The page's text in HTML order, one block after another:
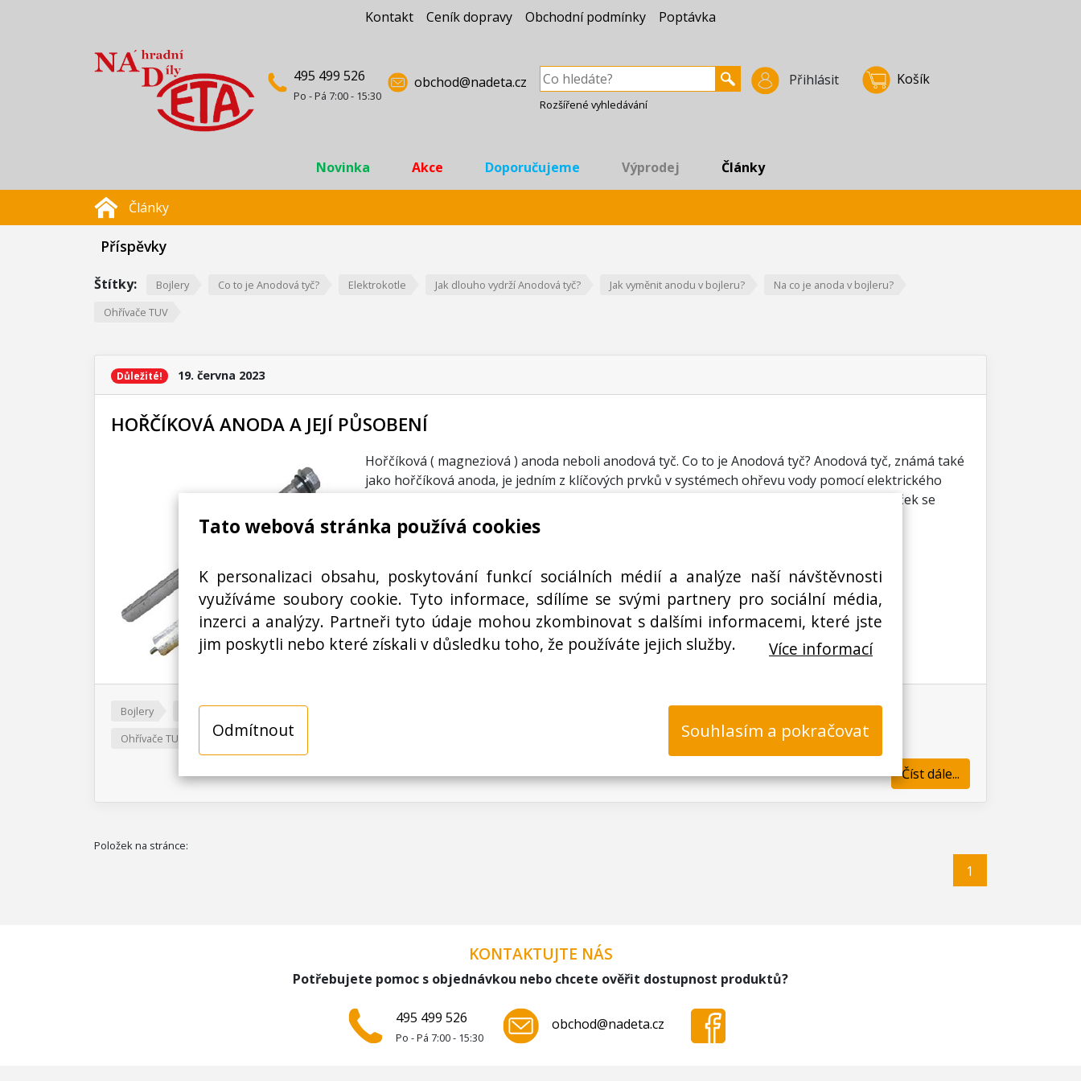
Tato webová stránka používá cookies
K personalizaci obsahu, poskytování funkcí sociálních médií a analýze naší návštěvnosti
využíváme soubory cookie. Tyto informace, sdílíme se svými partnery pro sociální média,
inzerci a analýzy. Partneři tyto údaje mohou zkombinovat s dalšími informacemi, které jste
jim poskytli nebo které získali v důsledku toho, že používáte jejich služby.
Více informací
Souhlasím a pokračovat
Odmítnout
Kontakt Ceník dopravy Obchodní podmínky Poptávka
495 499 526
Po - Pá 7:00 - 15:30
obchod@nadeta.cz Přihlásit Košík
Rozšířené vyhledávání
Novinka Akce Doporučujeme Výprodej Články
Články
Příspěvky
Štítky: Bojlery Co to je Anodová tyč? Elektrokotle Jak dlouho vydrží Anodová tyč? Jak vyměnit anodu v bojleru?
Na co je anoda v bojleru?
Ohřívače TUV
Důležité! 19. června 2023
HOŘČÍKOVÁ ANODA A JEJÍ PŮSOBENÍ
Hořčíková ( magneziová ) anoda neboli anodová tyč. Co to je Anodová tyč? Anodová tyč, známá také
jako hořčíková anoda, je jedním z klíčových prvků v systémech ohřevu vody pomocí elektrického
topného tělesa, v ohřívačích vody, bojlerech a v elektrokotlech. Jedná se o hořčíkový váleček se
zalitým...
Bojlery Co to je Anodová tyč? Jak vyměnit anodu v bojleru?
Ohřívače TUV
Číst dále...
Položek na stránce:
1
KONTAKTUJTE NÁS
Potřebujete pomoc s objednávkou nebo chcete ověřit dostupnost produktů?
495 499 526
Po - Pá 7:00 - 15:30
obchod@nadeta.cz